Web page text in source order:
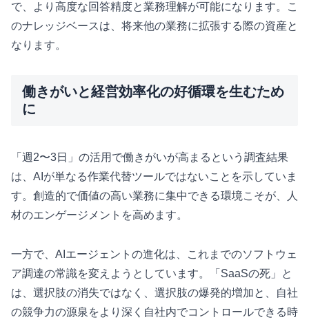
で、より高度な回答精度と業務理解が可能になります。こ
のナレッジベースは、将来他の業務に拡張する際の資産と
なります。
働きがいと経営効率化の好循環を生むため
に
「週2〜3日」の活用で働きがいが高まるという調査結果
は、AIが単なる作業代替ツールではないことを示していま
す。創造的で価値の高い業務に集中できる環境こそが、人
材のエンゲージメントを高めます。
一方で、AIエージェントの進化は、これまでのソフトウェ
ア調達の常識を変えようとしています。「SaaSの死」と
は、選択肢の消失ではなく、選択肢の爆発的増加と、自社
の競争力の源泉をより深く自社内でコントロールできる時